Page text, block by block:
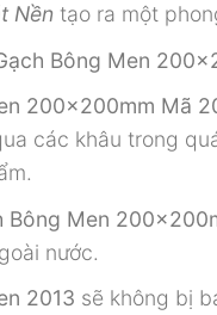
Nền tạo ra một
Bông Men
200x200mm Mã
các khâu trong
Bông Men
nước.
2013 sẽ không bị